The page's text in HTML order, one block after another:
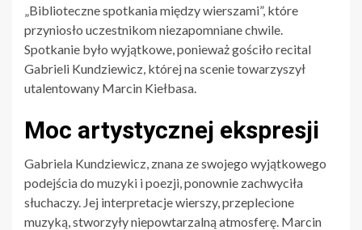
„Biblioteczne spotkania między wierszami”, które
przyniosło uczestnikom niezapomniane chwile.
Spotkanie było wyjątkowe, ponieważ gościło recital
Gabrieli Kundziewicz, której na scenie towarzyszył
utalentowany Marcin Kiełbasa.
Moc artystycznej ekspresji
Gabriela Kundziewicz, znana ze swojego wyjątkowego
podejścia do muzyki i poezji, ponownie zachwyciła
słuchaczy. Jej interpretacje wierszy, przeplecione
muzyką, stworzyły niepowtarzalną atmosferę. Marcin